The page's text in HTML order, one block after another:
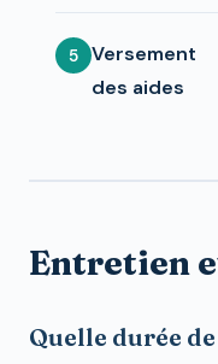
Versement
des aides
Entretien
Quelle durée de